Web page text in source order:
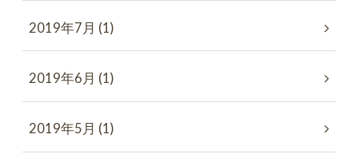
2019年7月 (1)
2019年6月 (1)
2019年5月 (1)